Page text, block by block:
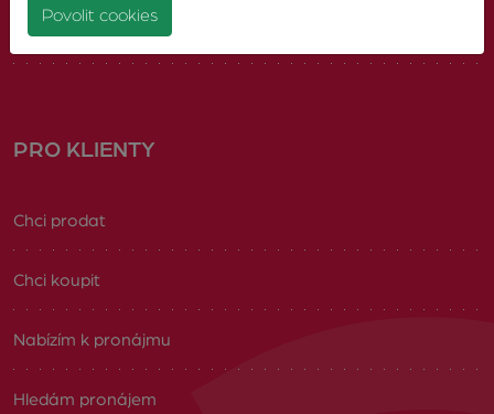
Volná pracovní místa
PRO KLIENTY
Chci prodat
Chci koupit
Nabízím k pronájmu
Hledám pronájem
Povolit cookies